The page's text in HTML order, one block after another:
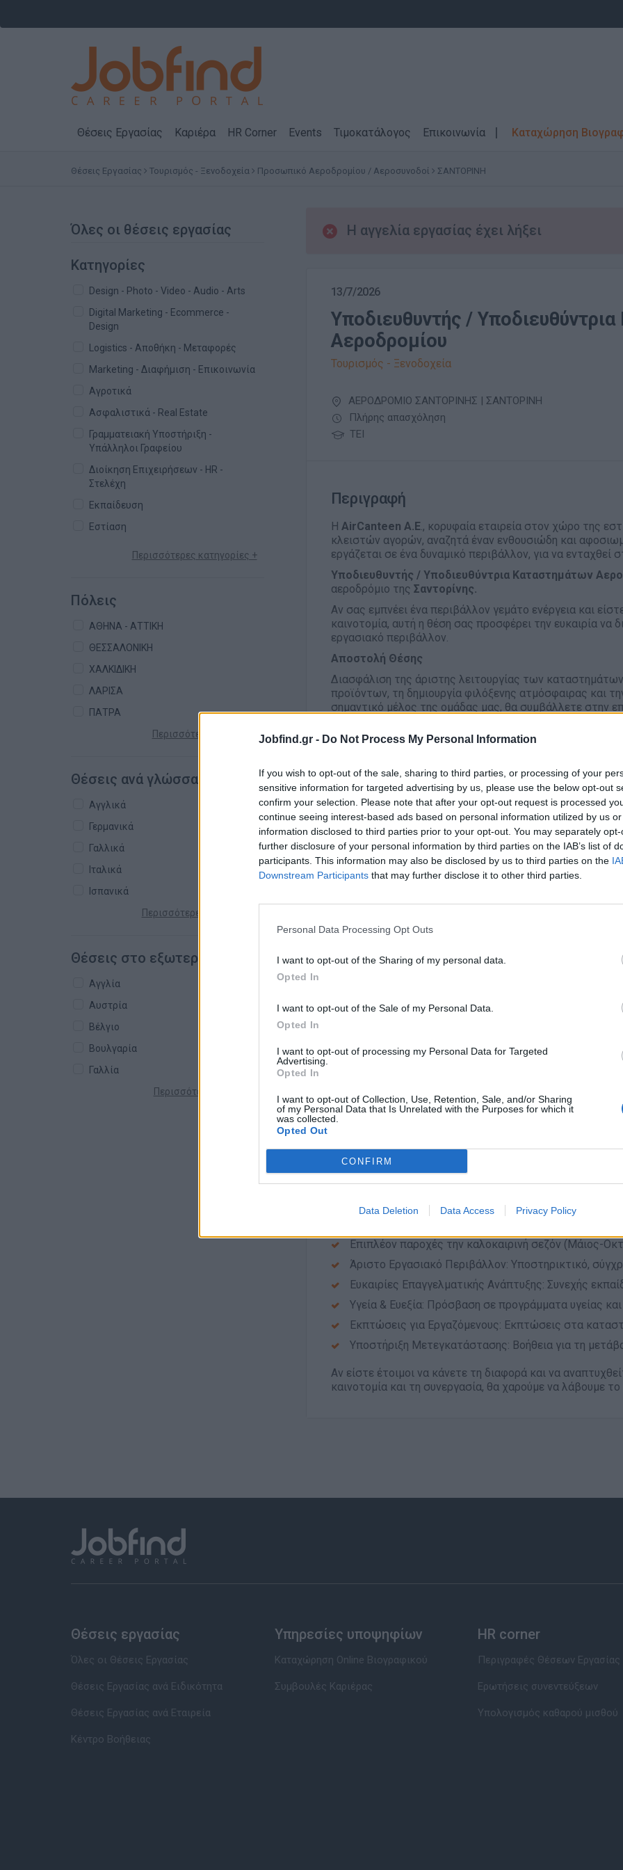
Jobfind.gr - Do Not Process My Personal Information
If you wish to opt-out of the sale, sharing to third parties, or processing of your
sensitive information for targeted advertising by us, please use the below opt-out
confirm your selection. Please note that after your opt-out request is processed
continue seeing interest-based ads based on personal information utilized by us
information disclosed to third parties prior to your opt-out. You may separately
further disclosure of your personal information by third parties on the IAB’s list of
participants. This information may also be disclosed by us to third parties on the
Downstream Participants that may further disclose it to other third parties.
Personal Data Processing Opt Outs
I want to opt-out of the Sharing of my personal data.
Opted In
I want to opt-out of the Sale of my Personal Data.
Opted In
I want to opt-out of processing my Personal Data for Targeted
Advertising.
Opted In
I want to opt-out of Collection, Use, Retention, Sale, and/or Sharing
of my Personal Data that Is Unrelated with the Purposes for which it
was collected.
Opted Out
CONFIRM
Data Deletion Data Access Privacy Policy
Θέσεις Εργασίας Καριέρα HR Corner Events Τιμοκατάλογος Επικοινωνία Καταχώρηση
Θέσεις Εργασίας Τουρισμός - Ξενοδοχεία Προσωπικό Αεροδρομίου / Αεροσυνοδοί ΣΑΝΤΟΡΙΝΗ
Όλες οι θέσεις εργασίας
Κατηγορίες
Design - Photo - Video - Audio - Arts
Digital Marketing - Ecommerce -
Design
Logistics - Αποθήκη - Μεταφορές
Marketing - Διαφήμιση - Επικοινωνία
Αγροτικά
Ασφαλιστικά - Real Estate
Γραμματειακή Υποστήριξη -
Υπάλληλοι Γραφείου
Διοίκηση Επιχειρήσεων - HR -
Στελέχη
Εκπαίδευση
Εστίαση
Περισσότερες κατηγορίες +
Πόλεις
ΑΘΗΝΑ - ΑΤΤΙΚΗ
ΘΕΣΣΑΛΟΝΙΚΗ
ΧΑΛΚΙΔΙΚΗ
ΛΑΡΙΣΑ
ΠΑΤΡΑ
Περισσότερες πόλεις +
Θέσεις ανά γλώσσα
Αγγλικά
Γερμανικά
Γαλλικά
Ιταλικά
Ισπανικά
Περισσότερες γλώσσες +
Θέσεις στο εξωτερικό
Αγγλία
Αυστρία
Βέλγιο
Βουλγαρία
Γαλλία
Περισσότερες χώρες +
Η αγγελία εργασίας έχει λήξει
13/7/2026
Υποδιευθυντής /
Αεροδρομίου
Τουρισμός - Ξενοδοχεία
ΑΕΡΟΔΡΟΜΙΟ ΣΑΝΤΟΡΙΝΗΣ | ΣΑΝΤΟΡΙΝΗ
Πλήρης απασχόληση
ΤΕΙ
Περιγραφή
Η AirCanteen Α.Ε., κορυφαία εταιρεία στον χώρο της
κλειστών αγορών, αναζητά έναν ενθουσιώδη και
εργάζεται σε ένα δυναμικό περιβάλλον, για να ενταχθεί
Υποδιευθυντής / Υποδιευθύντρια Καταστημάτων
αεροδρόμιο της Σαντορίνης.
Αν σας εμπνέει ένα περιβάλλον γεμάτο ενέργεια και
καινοτομία, αυτή η θέση σας προσφέρει την ευκαιρία να
εργασιακό περιβάλλον.
Αποστολή Θέσης
Διασφάλιση της άριστης λειτουργίας των
προϊόντων, τη δημιουργία φιλόξενης ατμόσφαιρας και
σημαντικό μέλος της ομάδας μας, θα συμβάλλετε στην
Βασικές Αρμοδιότητες:
Παρακολούθηση & Σχεδιασμός: Έλεγχος των
εφαρμογή κατάλληλων πλάνων δράσης
Εκπαίδευση Διαχείρισης: Εκπαίδευση και
πρότυπα λειτουργίας της εταιρείας
Αξιολόγηση & Βελτίωση Ποιότητας: Έλεγχος
ενεργειών όπου απαιτείται
Έλεγχος Απογραφών & Ταμείων: Τακτικοί και
Διαχείριση Πελατών: Διαχείριση παραπόνων και
Εκπαίδευση Προσωπικού: Εκπαίδευση του
Στελέχωση & Προγράμματα: Στελέχωση των
Συντονισμός Έργων: Συντονισμός ανοίγματος,
Παρακολούθηση Αγοράς: Ενημέρωση σχετικά με τις
Απαραίτητα Προσόντα
Εμπειρία: Τουλάχιστον 2 έτη σε αντίστοιχη θέση,
Εκπαίδευση: Πτυχίο Διοίκησης Επιχειρήσεων,
Γλωσσικές Δεξιότητες: Πολύ καλή γνώση Αγγλικών
Προσωπικά Χαρακτηριστικά: Υπευθυνότητα,
Μετεγκατάσταση: Η θέση απαιτεί μετεγκατάσταση
Επιπλέον παροχές την καλοκαιρινή σεζόν (Μάιος-
Άριστο Εργασιακό Περιβάλλον: Υποστηρικτικό,
Ευκαιρίες Επαγγελματικής Ανάπτυξης: Συνεχής
Υγεία & Ευεξία: Πρόσβαση σε προγράμματα υγείας και
Εκπτώσεις για Εργαζόμενους: Εκπτώσεις στα
Υποστήριξη Μετεγκατάστασης: Βοήθεια για τη
Αν είστε έτοιμοι να κάνετε τη διαφορά και να
καινοτομία και τη συνεργασία, θα χαρούμε να λάβουμε
Θέσεις εργασίας
Όλες οι Θέσεις Εργασίας
Θέσεις Εργασίας ανά Ειδικότητα
Θέσεις Εργασίας ανά Εταιρεία
Κέντρο Βοήθειας
Υπηρεσίες υποψηφίων
Καταχώρηση Online Βιογραφικού
Συμβουλές Καριέρας
HR corner
Περιγραφές Θέσεων Εργασίας
Ερωτήσεις συνεντεύξεων
Υπολογισμός καθαρού μισθού